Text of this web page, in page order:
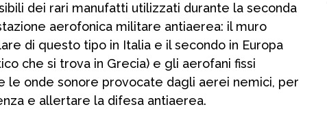
dei rari manufatti utilizzati durante la seconda
aerofonica militare antiaerea: il muro
di questo tipo in Italia e il secondo in Europa
che si trova in Grecia) e gli aerofani fissi
le onde sonore provocate dagli aerei nemici, per
e allertare la difesa antiaerea.